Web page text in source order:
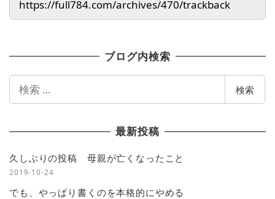
ブログ内検索
索
検索
最新投稿
久しぶりの投稿 母親が亡くなったこと
2019-10-24
でも、やっぱり書くのを本格的にやめる